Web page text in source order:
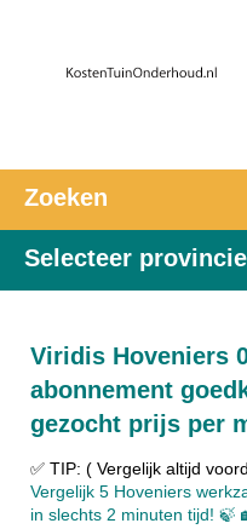
Zoeken
Selecteer provincie
Viridis Hoveniers
abonnement
gezocht prijs per
✅ TIP: ( Vergelijk altijd
Vergelijk 5 Hoveniers
in slechts 2 minuten tijd! 🍃